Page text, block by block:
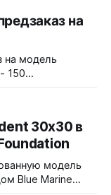
ремешок
и сзади с
на
на
на модель
150
блока
часы и
C1 X1 BL
в истории
30x30 в
модель
Blue Marine